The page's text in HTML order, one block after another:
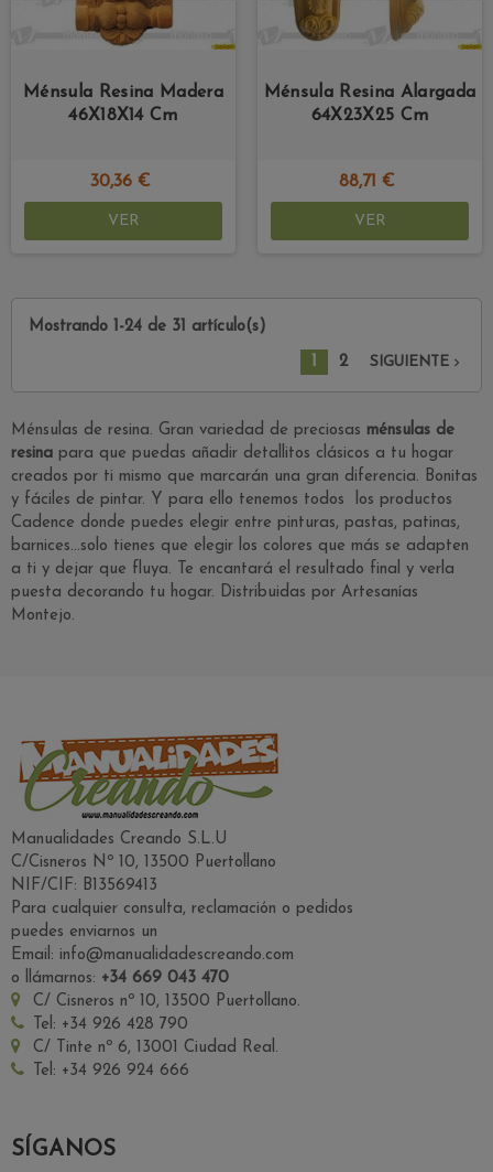
Ménsula Resina Madera
46X18X14 Cm
30,36 €
VER
Ménsula Resina Alargada
64X23X25 Cm
88,71 €
VER
Mostrando 1-24 de 31 artículo(s)
1 2 SIGUIENTE 
Ménsulas de resina. Gran variedad de preciosas ménsulas de
resina para que puedas añadir detallitos clásicos a tu hogar
creados por ti mismo que marcarán una gran diferencia. Bonitas
y fáciles de pintar. Y para ello tenemos todos los productos
Cadence donde puedes elegir entre pinturas, pastas, patinas,
barnices...solo tienes que elegir los colores que más se adapten
a ti y dejar que fluya. Te encantará el resultado final y verla
puesta decorando tu hogar. Distribuidas por Artesanías
Montejo.
Manualidades Creando S.L.U
C/Cisneros Nº 10, 13500 Puertollano
NIF/CIF: B13569413
Para cualquier consulta, reclamación o pedidos
puedes enviarnos un
Email: info@manualidadescreando.com
o llámarnos: +34 669 043 470
C/ Cisneros nº 10, 13500 Puertollano.
Tel: +34 926 428 790
C/ Tinte nº 6, 13001 Ciudad Real.
Tel: +34 926 924 666
SÍGANOS